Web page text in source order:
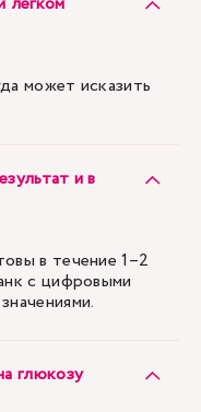
может исказить
и в
в течение 1–2
с цифровыми
глюкозу